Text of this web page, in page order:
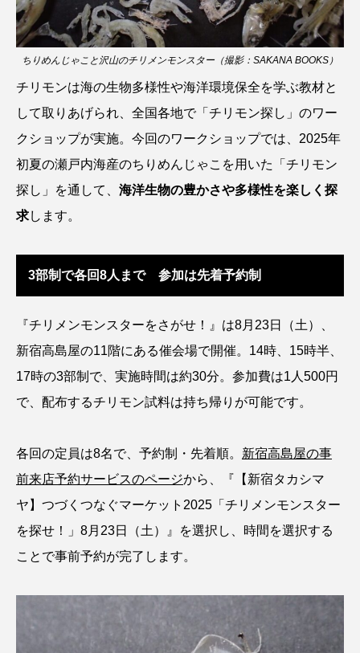
カレイ カワウソ カワハギ
カワバタモロコ カワムツ ガラ・ルファ
キジハタ キス キチヌ キヌバリ
ギギ ギンザケ ギンザメ クエ
クロスジギンポ クロソイ クロダイ
クロツラヘラサギ クロマグロ グッピー
グラミー グルクン ケブカガニ ケラ
ケープペンギン ゲンゴロウ コイ
コガタペンギン コガネスズメダイ
コクチバス コクレン コチ
コトクラゲ コノシロ
コモレビクラゲ コモンイトギンポ
ちりめんじゃこと沢山のチリメンモンスター（撮影：SAKANA BOOKS）
チリモンは海の生物多様性や海洋環境保全を学ぶ教材と
して取りあげられ、全国各地で「チリモン探し」のワー
クショップが実施。今回のワークショップでは、2025年
初夏の瀬戸内海産のちりめんじゃこを用いた「チリモン
探し」を通して、 海洋生物の豊かさや多様性を楽しく探
求します。
3部制で各回8人まで 参加は先着予約制
『チリメンモンスターをさがせ！』は8月23日（土）、
新宿高島屋の11階にある催会場で開催。14時、15時半、
17時の3部制で、実施時間は約30分。参加費は1人500円
で、配布するチリモン試料は持ち帰りが可能です。
各回の定員は8名で、予約制・先着順。 新宿高島屋の事
前来店予約サービスのページから、『【新宿タカシマ
ヤ】つづくつなぐマーケット2025「チリメンモンスター
を探せ！」8月23日（土）』を選択し、時間を選択する
ことで事前予約が完了します。